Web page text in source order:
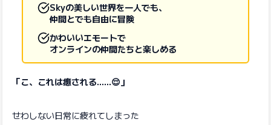
Skyの美しい世界を一人でも、
仲間とでも自由に冒険
かわいいエモートで
オンラインの仲間たちと楽しめる
「こ、これは癒される……😌」
せわしない日常に疲れてしまった